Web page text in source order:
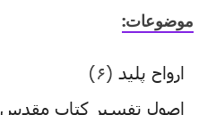
موضوعات:
ارواح پلید (۶)
اصول تفسیر کتاب مقدس